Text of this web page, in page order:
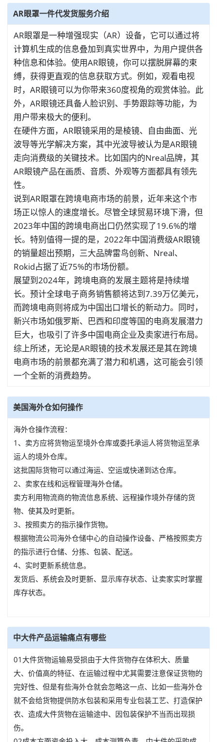
AR眼罩一件代发货服务介绍
AR眼罩是一种增强现实（AR）设备，它可以通过将
计算机生成的信息叠加到真实世界中，为用户提供各
种信息和体验。使用AR眼镜，你可以摆脱屏幕的束
缚，获得更直观的信息获取方式。例如，观看电视
时，AR眼镜可以为你带来360度视角的观赏体验。此
外，AR眼镜还具备人脸识别、手势跟踪等功能，为
用户带来极大的便利。
在硬件方面，AR眼镜采用的是棱镜、自由曲面、光
波导等光学解决方案，其中光波导被认为是AR眼镜
走向消费级的关键技术。比如国内的Nreal品牌，其
AR眼镜产品在画质、音质、外观等方面都具有领先
性。
说到AR眼罩在跨境电商市场的前景，近年来这个市
场正以惊人的速度增长。尽管全球贸易环境下滑，但
2023年中国的跨境电商出口仍然实现了19.6%的增
长。特别值得一提的是，2022年中国消费级AR眼镜
的销量超出预期，三大品牌雷鸟创新、Nreal、
Rokid占据了近75%的市场份额。
展望到2024年，跨境电商的发展主题将是持续增
长。预计全球电子商务销售额将达到7.39万亿美元，
而跨境电商则将成为中国出口增长的新动力。同时，
新兴市场如俄罗斯、巴西和印度等国的电商发展潜力
巨大，也吸引了许多中国电商企业及卖家进行布局。
综上所述，无论是AR眼镜的技术发展还是其在跨境
电商市场的前景都充满了潜力和机遇，这可能会引领
一个全新的消费趋势。
美国海外仓如何操作
海外仓操作流程：
1、卖方应将货物运至境外仓库或委托承运人将货物运至承
运人的境外仓库。
这批国际货物可以通过海运、空运或快递到达仓库。
2、卖家在线和远程管理海外仓储。
卖方利用物流商的物流信息系统、远程操作境外存储的货
物、使其及时更新。
3、按照卖方的指示操作货物。
根据物流公司海外仓储中心的自动操作设备、严格按照卖方
的指示进行仓储、分拣、包装、配送。
4、实时更新系统信息。
发货后、系统会及时更新、显示库存状态、让卖家实时掌握
库存状态。
中大件产品运输痛点有哪些
01大件货物运输易受损由于大件货物存在体积大、质量
大、价值高的特征、在运输过程中尤其需要注意保证货物的
完好性、但是有些海外仓就会忽略这一点、比如一些海外仓
就不会给货物提供防水包装和采用专业包装工艺、打造保护
衣、造成大件货物在运输途中、因包装保护不当而出现损
伤。